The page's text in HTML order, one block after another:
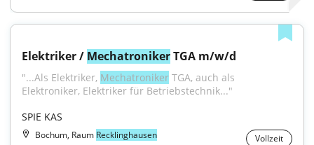
Elektriker / Mechatroniker TGA m/w/d
"...Als Elektriker, Mechatroniker TGA, auch als
Elektroniker, Elektriker für Betriebstechnik..."
SPIE KAS
Bochum, Raum Recklinghausen Vollzeit